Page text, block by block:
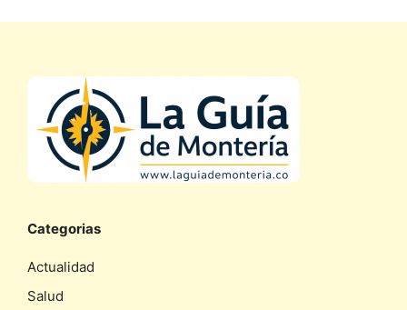
Categorias
Actualidad
Salud